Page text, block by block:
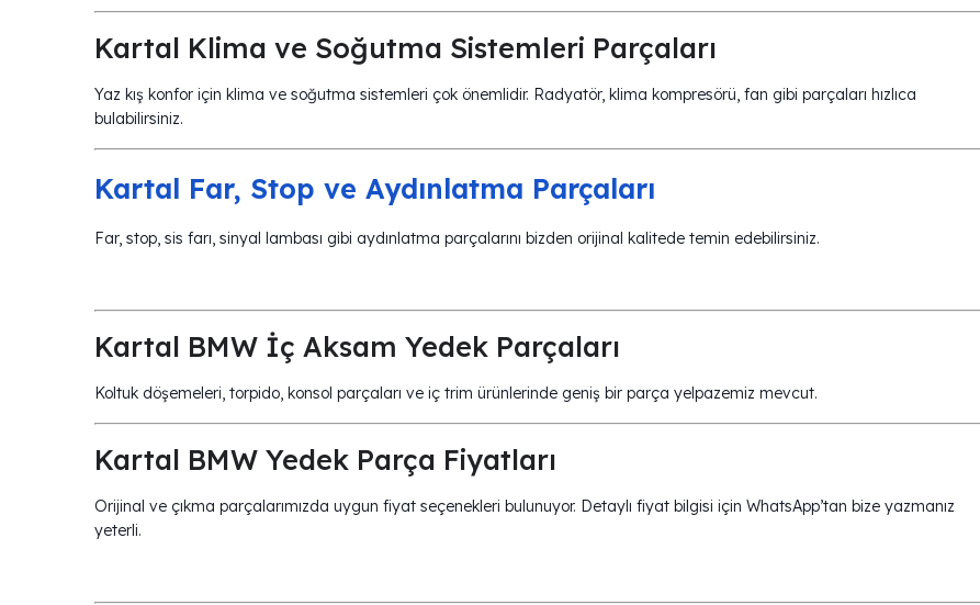
Kartal Klima ve Soğutma Sistemleri Parçaları
Yaz kış konfor için klima ve soğutma sistemleri çok önemlidir. Radyatör, klima kompresörü, fan gibi parçaları hızlıca
bulabilirsiniz.
Kartal Far, Stop ve Aydınlatma Parçaları
Far, stop, sis farı, sinyal lambası gibi aydınlatma parçalarını bizden orijinal kalitede temin edebilirsiniz.
Kartal BMW İç Aksam Yedek Parçaları
Koltuk döşemeleri, torpido, konsol parçaları ve iç trim ürünlerinde geniş bir parça yelpazemiz mevcut.
Kartal BMW Yedek Parça Fiyatları
Orijinal ve çıkma parçalarımızda uygun fiyat seçenekleri bulunuyor. Detaylı fiyat bilgisi için WhatsApp’tan bize yazmanız
yeterli.